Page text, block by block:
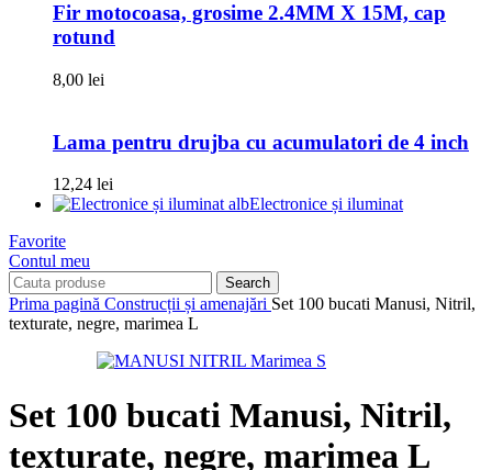
Fir motocoasa, grosime 2.4MM X 15M, cap
rotund
8,00 lei
Lama pentru drujba cu acumulatori de 4 inch
12,24 lei
Electronice și iluminat
Favorite
Contul meu
Search
Prima pagină Construcții și amenajări Set 100 bucati Manusi, Nitril,
texturate, negre, marimea L
Set 100 bucati Manusi, Nitril,
texturate, negre, marimea L